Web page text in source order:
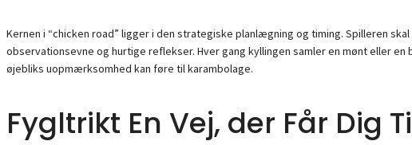
Kernen i “chicken road” ligger i den strategiske planlægning og timing. Spilleren
observationsevne og hurtige reflekser. Hver gang kyllingen samler en mønt eller
øjebliks uopmærksomhed kan føre til karambolage.
Fygltrikt En Vej, der Får Dig